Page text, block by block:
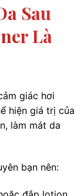
Sau
Là
giác hơi
hiện giá trị của
làm mát da
bạn nên: